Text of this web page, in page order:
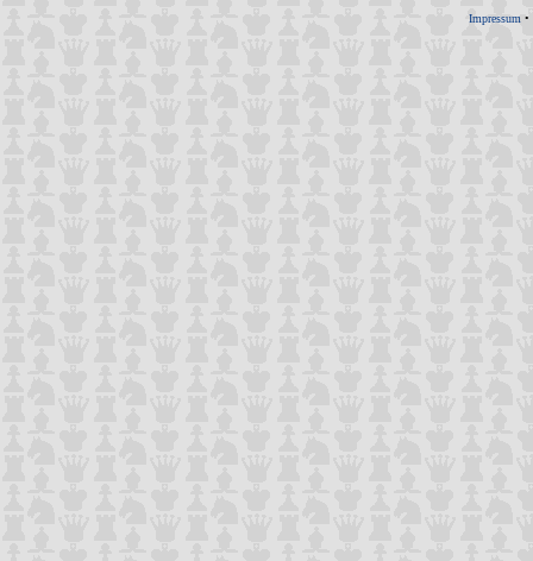
Impressum •